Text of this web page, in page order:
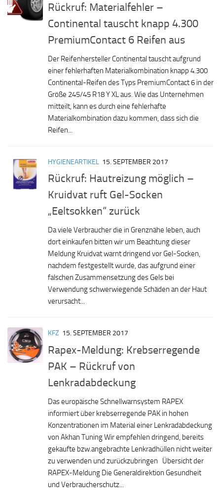
Rückruf: Materialfehler –
Continental tauscht knapp 4.300
PremiumContact 6 Reifen aus
Der Reifenhersteller Continental tauscht aufgrund
einer fehlerhaften Materialkombination knapp 4.300
Continental-Reifen des Typs PremiumContact 6 in der
Größe 245/45 R18 Y XL aus. Wie das Unternehmen
mitteilt, kann es durch eine fehlerhafte
Materialkombination dazu kommen, dass sich die
Reifen...
HYGIENEARTIKEL 15. SEPTEMBER 2017
Rückruf: Hautreizung möglich –
Kruidvat ruft Gel-Socken
„Eeltsokken“ zurück
Da viele Verbraucher die in Grenznähe leben, auch
dort einkaufen bitten wir um Beachtung dieser
Meldung Kruidvat warnt dringend vor Gel-Socken,
nachdem festgestellt wurde, das aufgrund einer
falschen Zusammensetzung des Gels bei
Verwendung schwerwiegende Schäden an der Haut
verursacht...
KFZ 15. SEPTEMBER 2017
Rapex-Meldung: Krebserregende
PAK – Rückruf von
Lenkradabdeckung
Das europäische Schnellwarnsystem RAPEX
informiert über krebserregende PAK in hohen
Konzentrationen im Material einer Lenkradabdeckung
von Akhan Tuning Wir empfehlen dringend, bereits
gekaufte bzw.angebrachte Lenkradhüllen nicht weiter
zu verwenden und zurückzubringen Übersicht der
RAPEX-Meldung Die Generaldirektion Gesundheit
und Verbraucherschutz...